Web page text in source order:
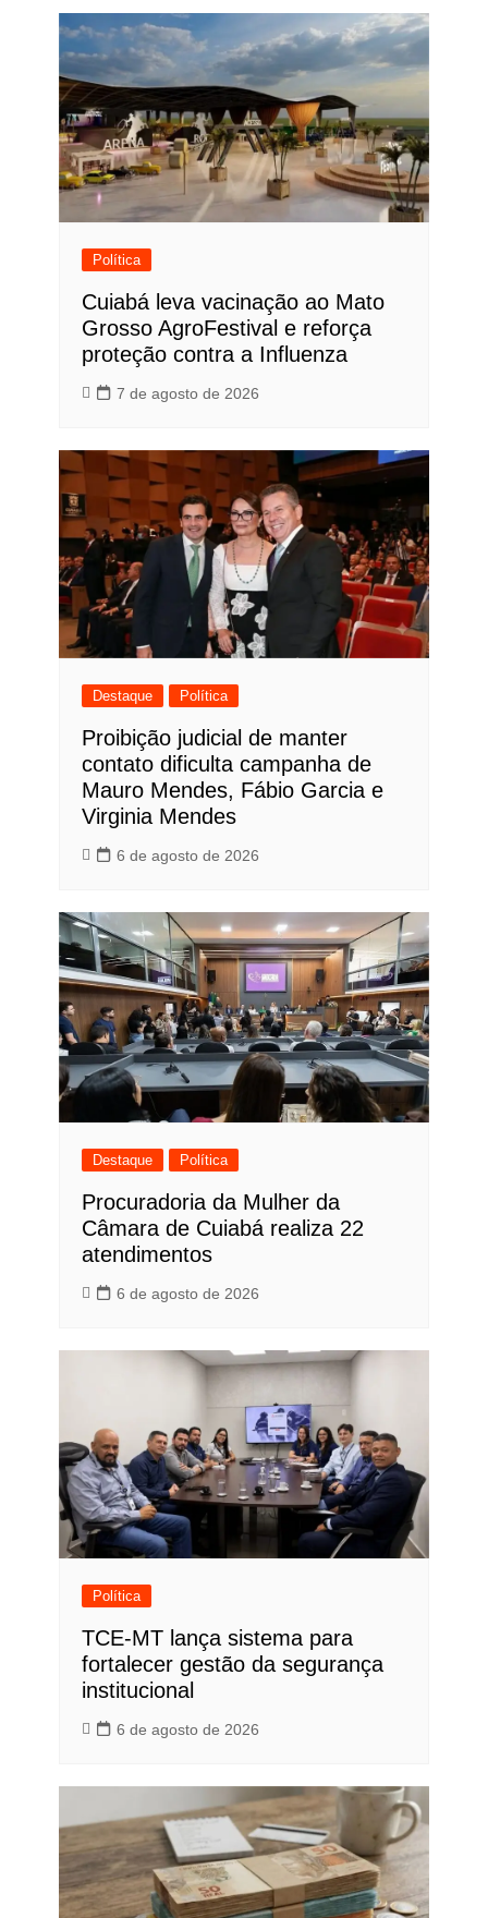
Post
Política
Cuiabá leva vacinação ao Mato
Grosso AgroFestival e reforça
proteção contra a Influenza
7 de agosto de 2026
Destaque Política
Proibição judicial de manter
contato dificulta campanha de
Mauro Mendes, Fábio Garcia e
Virginia Mendes
6 de agosto de 2026
Destaque Política
Procuradoria da Mulher da
Câmara de Cuiabá realiza 22
atendimentos
6 de agosto de 2026
Política
TCE-MT lança sistema para
fortalecer gestão da segurança
institucional
6 de agosto de 2026